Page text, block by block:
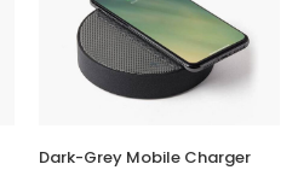
Dark-Grey Mobile Charger